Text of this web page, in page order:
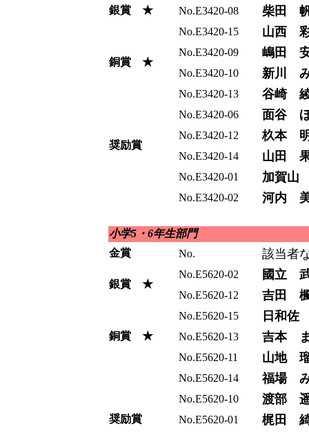
銀賞 ★ No.E3420-08 柴田
No.E3420-15 山西
銅賞 ★
No.E3420-09 嶋田
No.E3420-10 新川
奨励賞
No.E3420-13 谷崎
No.E3420-06 面谷
No.E3420-12 杦本
No.E3420-14 山田
No.E3420-01 加賀山
No.E3420-02 河内
小学5・6年生部門
金賞
No. 該当者
銀賞 ★
No.E5620-02 國立
No.E5620-12 吉田
銅賞 ★
No.E5620-15 日和佐
No.E5620-13 吉本
No.E5620-11 山地
奨励賞
No.E5620-14 福場
No.E5620-10 渡部
No.E5620-01 梶田